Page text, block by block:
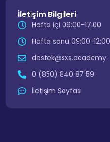
İletişim Bilgileri
Hafta içi 09:00-17:00
Hafta sonu 09:00-12:00
destek@sxs.academy
0 (850) 840 87 59
İletişim Sayfası